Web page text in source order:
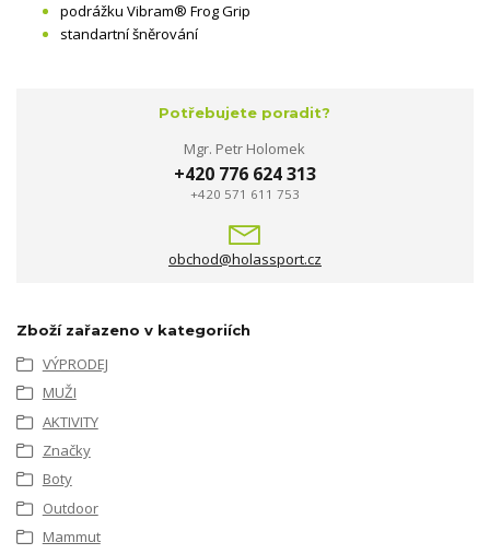
podrážku Vibram® Frog Grip
standartní šněrování
Potřebujete poradit?
Mgr. Petr Holomek
+420 776 624 313
+420 571 611 753
obchod@holassport.cz
Zboží zařazeno v kategoriích
VÝPRODEJ
MUŽI
AKTIVITY
Značky
Boty
Outdoor
Mammut